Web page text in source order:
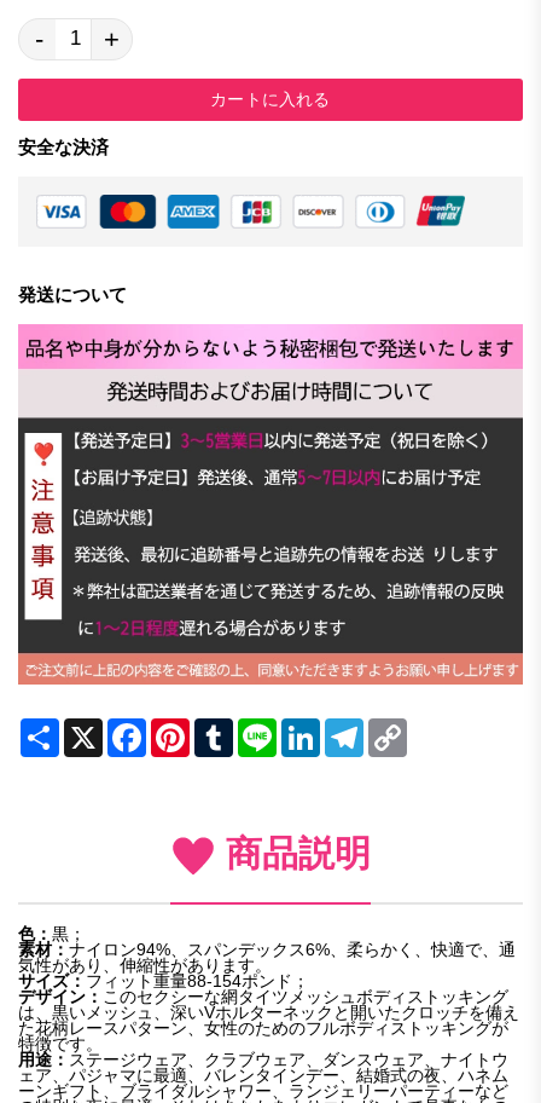
- +
カートに入れる
安全な決済
発送について
Share X FacebookPinterestTumblrLine LinkedInTelegram
商品説明
色： 黒；
素材： ナイロン94%、スパンデックス6%、柔らかく、快適で、通
気性があり、伸縮性があります。
サイズ： フィット重量88-154ポンド；
デザイン： このセクシーな網タイツメッシュボディストッキング
は、黒いメッシュ、深いVホルターネックと開いたクロッチを備え
た花柄レースパターン、女性のためのフルボディストッキングが
特徴です。
用途： ステージウェア、クラブウェア、ダンスウェア、ナイトウ
ェア、パジャマに最適、バレンタインデー、結婚式の夜、ハネム
ーンギフト、ブライダルシャワー、ランジェリーパーティーなど